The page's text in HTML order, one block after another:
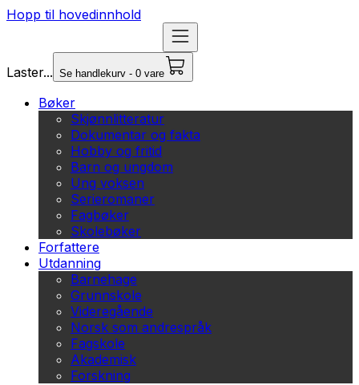
Hopp til hovedinnhold
Laster... Se handlekurv - 0 vare
Bøker
Skjønnlitteratur
Dokumentar og fakta
Hobby og fritid
Barn og ungdom
Ung voksen
Serieromaner
Fagbøker
Skolebøker
Forfattere
Utdanning
Barnehage
Grunnskole
Videregående
Norsk som andrespråk
Fagskole
Akademisk
Forskning